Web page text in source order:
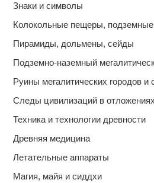
Знаки и символы
Колокольные пещеры,
Пирамиды, дольмены, сейды
Подземно-наземный
Руины мегалитических городов и
Следы цивилизаций в отложениях
Техника и технологии древности
Древняя медицина
Летательные аппараты
Магия, майя и сиддхи